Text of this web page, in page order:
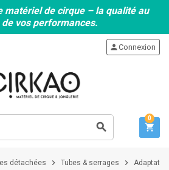
matériel de cirque – la qualité au
vos performances.
search
personConnexion
shopping_cart
0
détachées chevron_right Tubes & serrages chevron_right